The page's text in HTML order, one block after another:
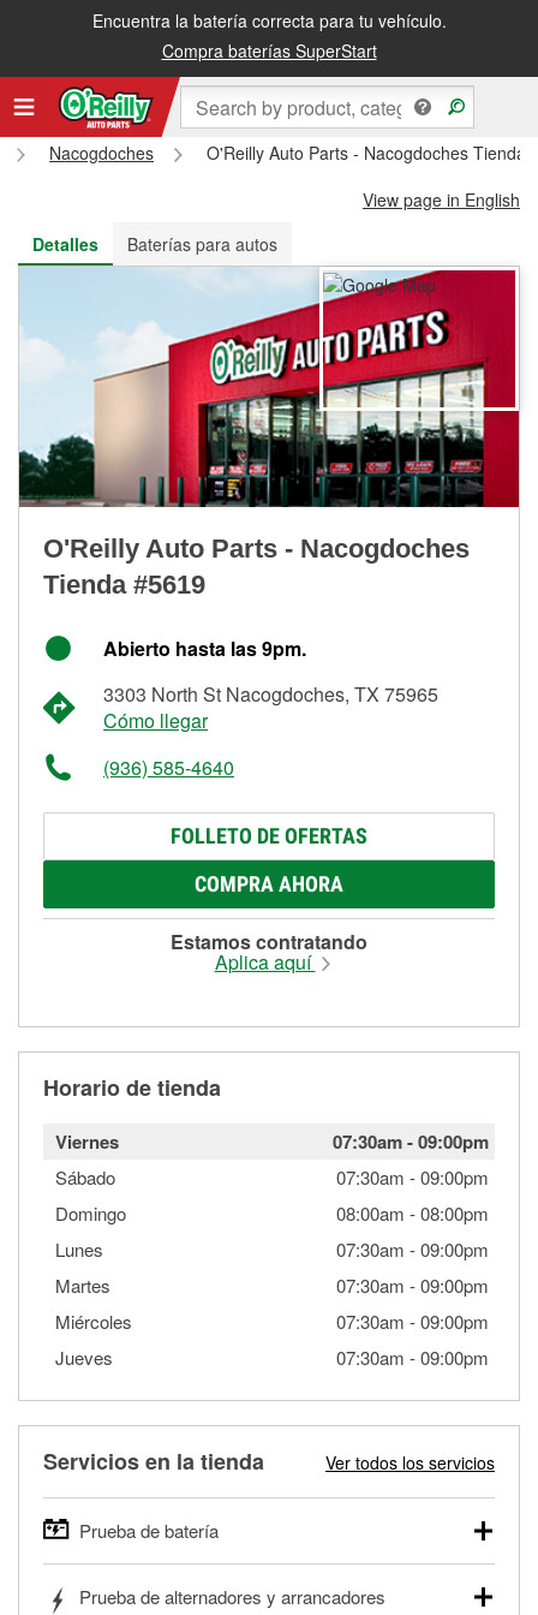
Encuentra la batería correcta para tu vehículo.
Compra baterías SuperStart
Recibe tu orden gratis al día siguiente o recógela en la tienda
Nacogdoches
O'Reilly Auto Parts - Nacogdoches Tienda
View page in English
Detalles
Baterías para autos
O'Reilly Auto Parts - Nacogdoches
Tienda #5619
Abierto hasta las 9pm.
3303 North St Nacogdoches, TX 75965
Cómo llegar
(936) 585-4640
FOLLETO DE OFERTAS
COMPRA AHORA
Estamos contratando
Aplica aquí
Horario de tienda
Viernes 07:30am-09:00pm
Sábado 07:30am -09:00pm
Domingo
08:00am -08:00pm
Lunes
07:30am -09:00pm
Martes
07:30am -09:00pm
Miércoles
07:30am -09:00pm
Jueves
07:30am -09:00pm
Servicios en la tienda Ver todos los servicios
Prueba de batería
autos, camionetas, SUVs, vehículos comerciales y
Prueba de alternadores y arrancadores